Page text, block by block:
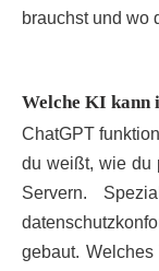
brauchst und wo
Welche KI kann
ChatGPT
du weißt, wie du
Servern.
gebaut.